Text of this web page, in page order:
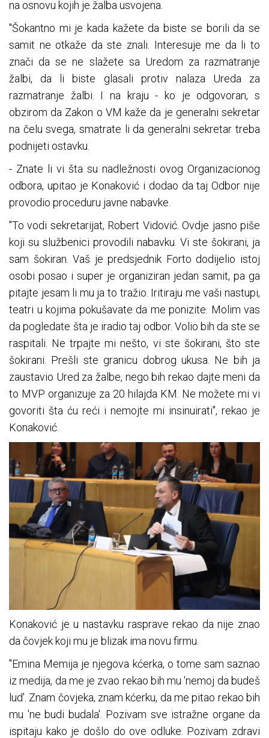
na osnovu kojih je žalba usvojena.
"Šokantno mi je kada kažete da biste se borili da se
samit ne otkaže da ste znali. Interesuje me da li to
znači da se ne slažete sa Uredom za razmatranje
žalbi, da li biste glasali protiv nalaza Ureda za
razmatranje žalbi. I na kraju - ko je odgovoran, s
obzirom da Zakon o VM kaže da je generalni sekretar
na čelu svega, smatrate li da generalni sekretar treba
podnijeti ostavku.
- Znate li vi šta su nadležnosti ovog Organizacionog
odbora, upitao je Konaković i dodao da taj Odbor nije
provodio proceduru javne nabavke.
"To vodi sekretarijat, Robert Vidović. Ovdje jasno piše
koji su službenici provodili nabavku. Vi ste šokirani, ja
sam šokiran. Vaš je predsjednik Forto dodijelio istoj
osobi posao i super je organiziran jedan samit, pa ga
pitajte jesam li mu ja to tražio. Iritiraju me vaši nastupi,
teatri u kojima pokušavate da me ponizite. Molim vas
da pogledate šta je iradio taj odbor. Volio bih da ste se
raspitali. Ne trpajte mi nešto, vi ste šokirani, što ste
šokirani. Prešli ste granicu dobrog ukusa. Ne bih ja
zaustavio Ured za žalbe, nego bih rekao dajte meni da
to MVP organizuje za 20 hilajda KM. Ne možete mi vi
govoriti šta ću reći i nemojte mi insinuirati", rekao je
Konaković.
Konaković je u nastavku rasprave rekao da nije znao
da čovjek koji mu je blizak ima novu firmu.
"Emina Memija je njegova kćerka, o tome sam saznao
iz medija, da me je zvao rekao bih mu 'nemoj da budeš
lud'. Znam čovjeka, znam kćerku, da me pitao rekao bih
mu 'ne budi budala'. Pozivam sve istražne organe da
ispitaju kako je došlo do ove odluke. Pozivam zdravi